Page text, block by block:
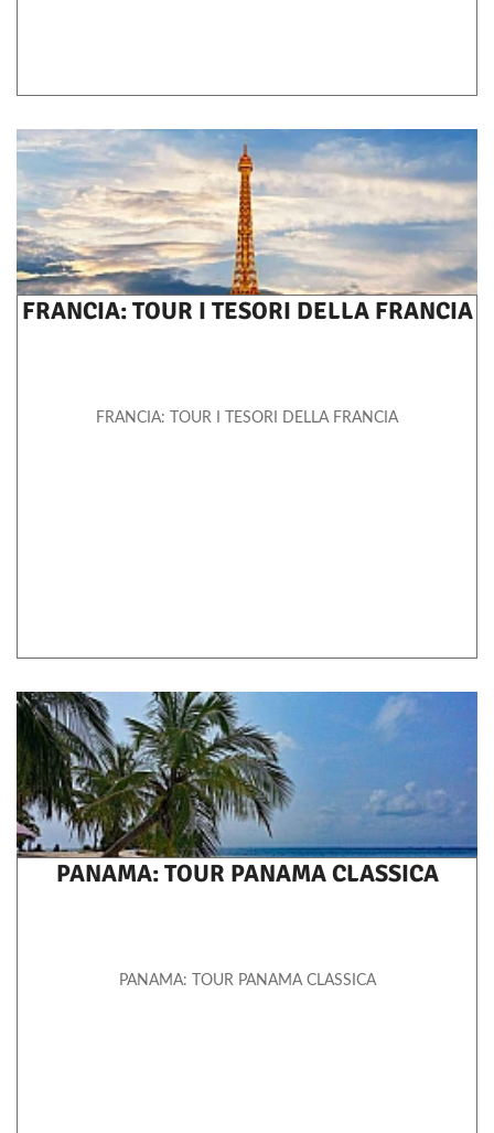
FRANCIA: TOUR I TESORI DELLA FRANCIA
FRANCIA: TOUR I TESORI DELLA FRANCIA
PANAMA: TOUR PANAMA CLASSICA
PANAMA: TOUR PANAMA CLASSICA